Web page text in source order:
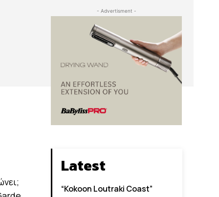
- Advertisment -
Latest
“Kokoon Loutraki Coast”